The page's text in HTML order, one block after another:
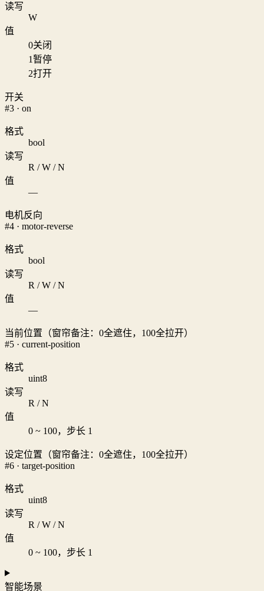
读写
W
值
0关闭
1 暂停
2打开
开关
#3 · on
格式
bool
读写
R / W / N
值
—
电机反向
#4 · motor-reverse
格式
bool
读写
R / W / N
值
—
当前位置（窗帘备注：0全遮住，100全拉开）
#5 · current-position
格式
uint8
读写
R / N
值
0 ~ 100，步长 1
设定位置（窗帘备注：0全遮住，100全拉开）
#6 · target-position
格式
uint8
读写
R / W / N
值
0 ~ 100，步长 1
智能场景